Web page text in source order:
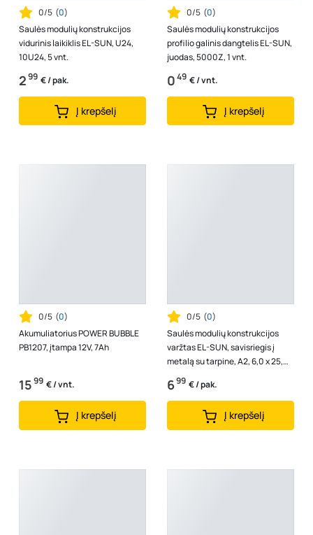
0/5 (0)
Saulės modulių konstrukcijos
vidurinis laikiklis EL-SUN, U24,
10U24, 5 vnt.
299 € / pak.
Į krepšelį
0/5 (0)
Saulės modulių konstrukcijos
profilio galinis dangtelis EL-SUN,
juodas, 5000Z, 1 vnt.
049 € / vnt.
Į krepšelį
0/5 (0)
Akumuliatorius POWER BUBBLE
PB1207, įtampa 12V, 7Ah
1599 € / vnt.
Į krepšelį
0/5 (0)
Saulės modulių konstrukcijos
varžtas EL-SUN, savisriegis į
metalą su tarpine, A2, 6,0 x 25,
41100, trapecinės skardos da...
699 € / pak.
Į krepšelį